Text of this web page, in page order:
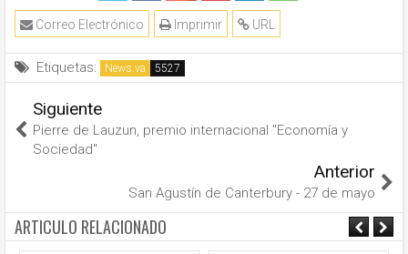
URL
Imprimir
Correo Electrónico
Etiquetas: News.va
Siguiente
Pierre de Lauzun, premio internacional "Economía y
Sociedad"
Anterior
San Agustín de Canterbury - 27 de mayo
ARTICULO RELACIONADO